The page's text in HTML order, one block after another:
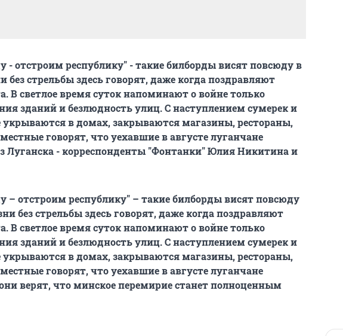
- отстроим республику" - такие билборды висят повсюду в
без стрельбы здесь говорят, даже когда поздравляют
В светлое время суток напоминают о войне только
зданий и безлюдность улиц. С наступлением сумерек и
укрываются в домах, закрываются магазины, рестораны,
говорят, что уехавшие в августе луганчане
Луганска - корреспонденты "Фонтанки" Юлия Никитина и
– отстроим республику" – такие билборды висят повсюду
без стрельбы здесь говорят, даже когда поздравляют
В светлое время суток напоминают о войне только
зданий и безлюдность улиц. С наступлением сумерек и
укрываются в домах, закрываются магазины, рестораны,
говорят, что уехавшие в августе луганчане
верят, что минское перемирие станет полноценным